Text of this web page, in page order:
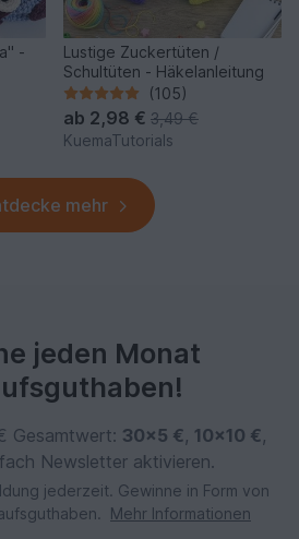
-
Lustige Zuckertüten /
Schultüten - Häkelanleitung
(105)
ab 2,98 € 3,49 €
KuemaTutorials
mehr
jeden Monat
Gesamtwert: 30×5 €, 10×10 €,
Newsletter aktivieren.
jederzeit. Gewinne in Form von
Mehr Informationen